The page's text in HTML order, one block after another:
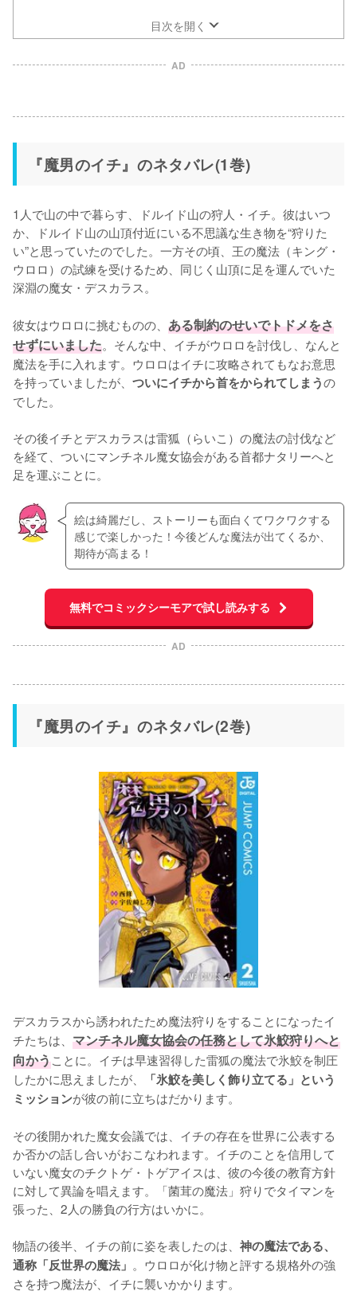
目次を開く
AD
『魔男のイチ』のネタバレ(1巻)
1人で山の中で暮らす、ドルイド山の狩人・イチ。彼はいつ
か、ドルイド山の山頂付近にいる不思議な生き物を“狩りた
い”と思っていたのでした。一方その頃、王の魔法（キング・
ウロロ）の試練を受けるため、同じく山頂に足を運んでいた
深淵の魔女・デスカラス。
彼女はウロロに挑むものの、 ある制約のせいでトドメをさ
せずにいました。そんな中、イチがウロロを討伐し、なんと
魔法を手に入れます。ウロロはイチに攻略されてもなお意思
を持っていましたが、 ついにイチから首をかられてしまうの
でした。
その後イチとデスカラスは雷狐（らいこ）の魔法の討伐など
を経て、ついにマンチネル魔女協会がある首都ナタリーへと
足を運ぶことに。
絵は綺麗だし、ストーリーも面白くてワクワクする
感じで楽しかった！今後どんな魔法が出てくるか、
期待が高まる！
無料でコミックシーモアで試し読みする
AD
『魔男のイチ』のネタバレ(2巻)
デスカラスから誘われたため魔法狩りをすることになったイ
チたちは、 マンチネル魔女協会の任務として氷鮫狩りへと
向かうことに。イチは早速習得した雷狐の魔法で氷鮫を制圧
したかに思えましたが、
「氷鮫を美しく飾り立てる」という
ミッションが彼の前に立ちはだかります。
その後開かれた魔女会議では、イチの存在を世界に公表する
か否かの話し合いがおこなわれます。イチのことを信用して
いない魔女のチクトゲ・トゲアイスは、彼の今後の教育方針
に対して異論を唱えます。「菌茸の魔法」狩りでタイマンを
張った、2人の勝負の行方はいかに。
物語の後半、イチの前に姿を表したのは、 神の魔法である、
通称「反世界の魔法」 。ウロロが化け物と評する規格外の強
さを持つ魔法が、イチに襲いかかります。